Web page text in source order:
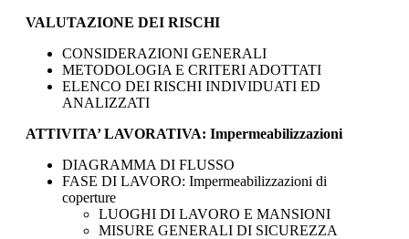
VALUTAZIONE DEI RISCHI
CONSIDERAZIONI GENERALI
METODOLOGIA E CRITERI ADOTTATI
ELENCO DEI RISCHI INDIVIDUATI ED
ANALIZZATI
ATTIVITA’ LAVORATIVA: Impermeabilizzazioni
DIAGRAMMA DI FLUSSO
FASE DI LAVORO: Impermeabilizzazioni di
coperture
LUOGHI DI LAVORO E MANSIONI
MISURE GENERALI DI SICUREZZA